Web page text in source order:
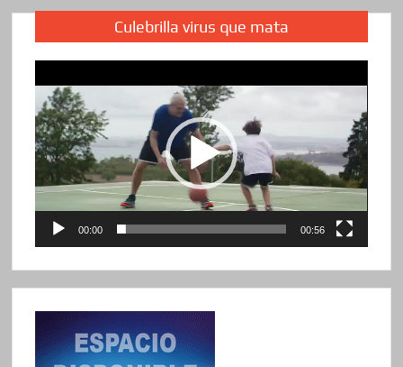
Culebrilla virus que mata
de
vídeo
00:00 00:56